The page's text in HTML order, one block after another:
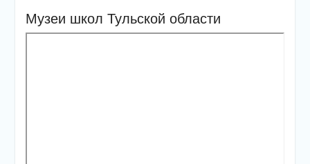
Музеи школ Тульской области